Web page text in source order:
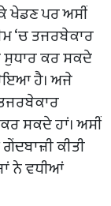
ਖੇਡਣ ਪਰ ਅਸੀਂ
‘ਚ ਤਜਰਬੇਕਾਰ
ਸੁਧਾਰ ਕਰ ਸਕਦੇ
ਹੋਇਆ ਹੈ। ਅਜੇ
ਸਕਦੇ ਹਾਂ। ਅਸੀਂ
ਕੀਤੀ
ਨੇ ਵਧੀਆਂ